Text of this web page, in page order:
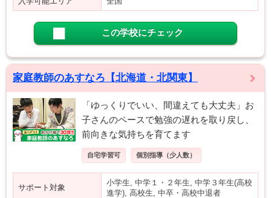
この学校にチェック
家庭教師のあすなろ【北海道・北関東】
「ゆっくりでいい、間違えても大丈夫」お
子さんのペースで勉強の遅れを取り戻し、
前向きな気持ちを育てます
自宅学習可 個別指導（少人数）
サポート対象
小学生, 中学１・２年生, 中学３年生(高校
進学), 高校生, 中卒・高校中退者